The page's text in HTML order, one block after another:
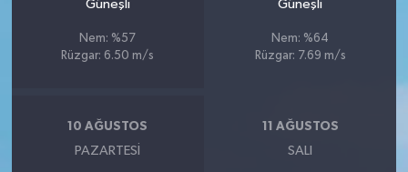
Güneşli
Nem: %57
Rüzgar: 6.50 m/s
Güneşli
Nem: %64
Rüzgar: 7.69 m/s
10 AĞUSTOS
PAZARTESI
11 AĞUSTOS
SALI